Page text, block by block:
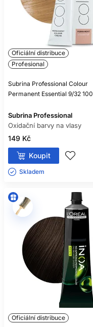
Před službou si
při další návštěvě
Fotografie při stejném
Při korekci, neznámé
výrazné změně
Profesionální
Téměř všechny
MOHU
OXIDANT
Pouze pokud to
volbou je
ZESVĚTLÍ
Oficiální distribuce
Profesional
Subrina Professional Colour
Permanent Essential 9/32
Subrina Professional
Oxidační barvy na vlasy
149 Kč
Koupit
Skladem ㅤ
Oficiální distribuce